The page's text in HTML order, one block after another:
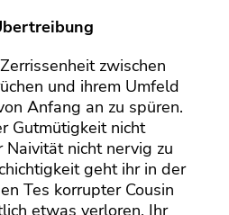
zwischen
und ihrem Umfeld
Anfang an zu spüren.
Gutmütigkeit nicht
Naivität nicht nervig zu
geht ihr in der
Tes korrupter Cousin
etwas verloren. Ihr